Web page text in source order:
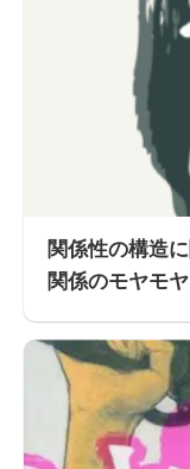
関係性の構造
関係のモヤモ